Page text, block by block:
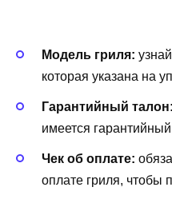
Модель гриля:
которая указана на
Гарантийный талон:
имеется
Чек об оплате:
оплате гриля, чтобы